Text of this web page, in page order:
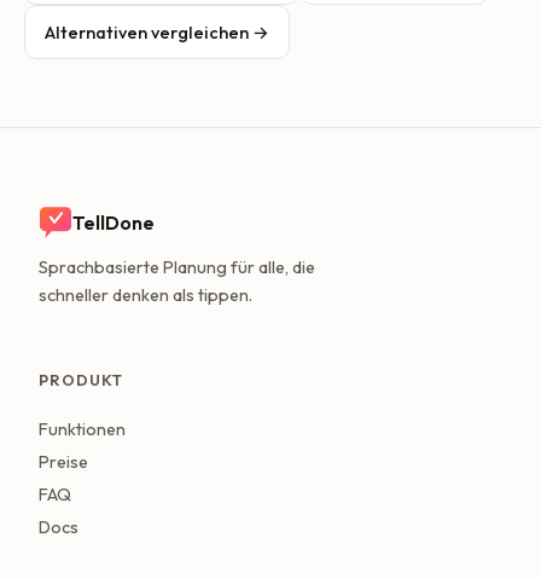
Alternativen vergleichen →
TellDone
Sprachbasierte Planung für alle, die
schneller denken als tippen.
PRODUKT
Funktionen
Preise
FAQ
Docs